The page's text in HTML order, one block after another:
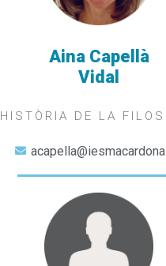
Aina Capellà
Vidal
HISTÒRIA DE LA